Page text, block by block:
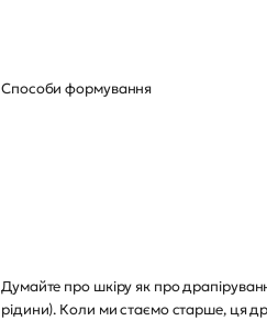
Способи формування
Думайте про шкіру як про
рідини). Коли ми стаємо старше, ця